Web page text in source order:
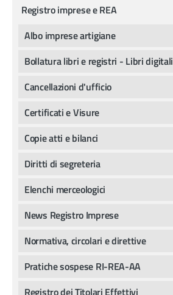
Registro imprese e REA
Albo imprese artigiane
Bollatura libri e registri - Libri digitali
Cancellazioni d'ufficio
Certificati e Visure
Copie atti e bilanci
Diritti di segreteria
Elenchi merceologici
News Registro Imprese
Normativa, circolari e direttive
Pratiche sospese RI-REA-AA
Registro dei Titolari Effettivi